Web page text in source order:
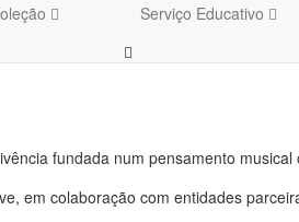
Serviço Educativo
fundada num pensamento musical
em colaboração com entidades